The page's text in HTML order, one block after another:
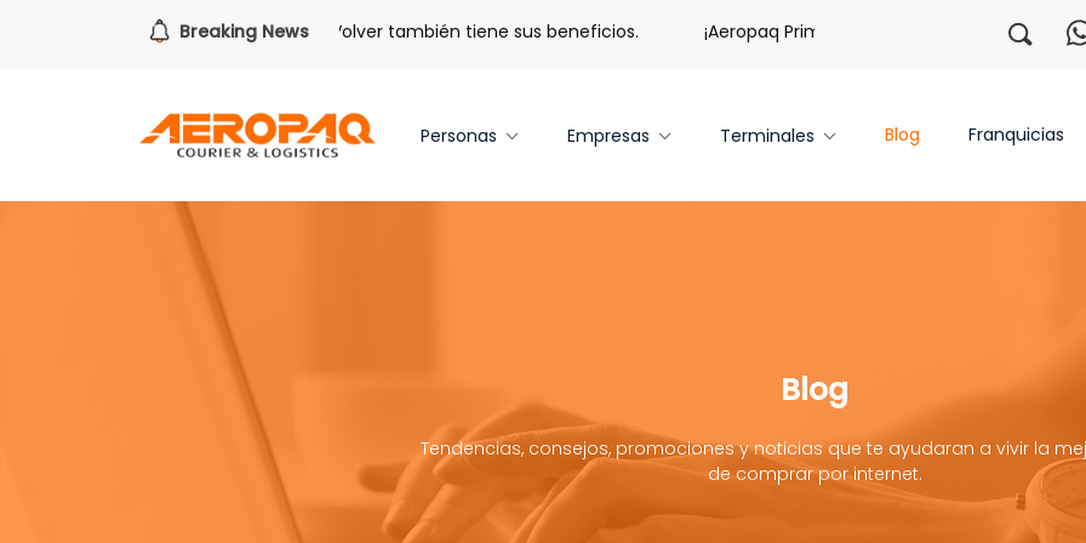
Breaking News
Para todo lo que viene. Volver también tiene sus beneficios. ¡Aeropaq Prime TE DA MÁS! ¡Regístrate
Personas Empresas Terminales Blog Franquicias
Blog
Tendencias, consejos, promociones y noticias que te ayudaran a vivir la
de comprar por internet.